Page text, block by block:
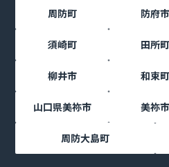
周防町 防府市
須崎町 田所町
柳井市 和束町
山口県美祢市 美祢市
周防大島町